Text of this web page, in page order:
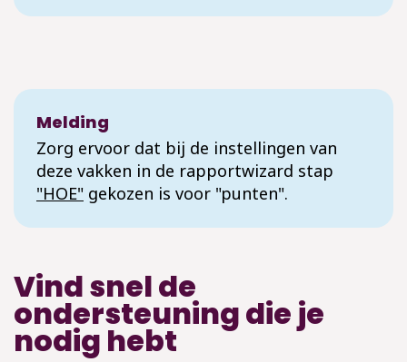
Melding
Zorg ervoor dat bij de instellingen van
deze vakken in de rapportwizard stap
"HOE" gekozen is voor "punten".
Vind snel de
ondersteuning die je
nodig hebt